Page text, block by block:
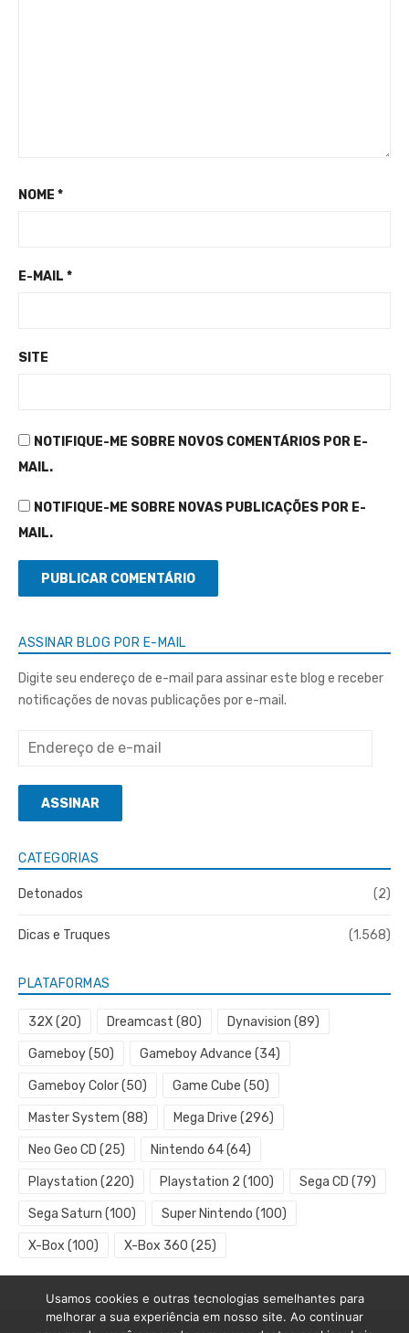
NOME *
E-MAIL *
SITE
NOTIFIQUE-ME SOBRE NOVOS COMENTÁRIOS POR E-
MAIL.
NOTIFIQUE-ME SOBRE NOVAS PUBLICAÇÕES POR E-
MAIL.
ASSINAR BLOG POR E-MAIL
Digite seu endereço de e-mail para assinar este blog e receber
notificações de novas publicações por e-mail.
Endereço
e-
mailASSINAR
CATEGORIAS
Detonados (2)
Dicas e Truques (1.568)
PLATAFORMAS
32X(20) Dreamcast (80) Dynavision (89)
Gameboy(50) Gameboy Advance (34)
Gameboy Color(50) Game Cube (50)
Master System (88) Mega Drive (296)
Neo Geo CD (25) Nintendo 64(64)
Playstation (220) Playstation 2 (100) Sega CD (79)
Sega Saturn (100) Super Nintendo (100)
X-Box (100) X-Box 360 (25)
Usamos cookies e outras tecnologias semelhantes para
melhorar a sua experiência em nosso site. Ao continuar